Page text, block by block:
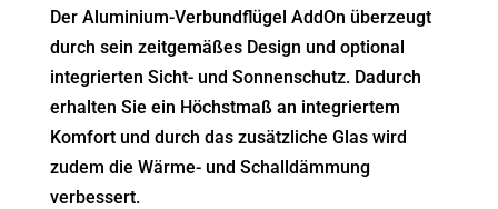
Der Aluminium-Verbundflügel AddOn überzeugt
durch sein zeitgemäßes Design und optional
integrierten Sicht- und Sonnenschutz. Dadurch
erhalten Sie ein Höchstmaß an integriertem
Komfort und durch das zusätzliche Glas wird
zudem die Wärme- und Schalldämmung
verbessert.